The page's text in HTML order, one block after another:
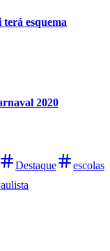
terá esquema
2020
Destaque
escolas